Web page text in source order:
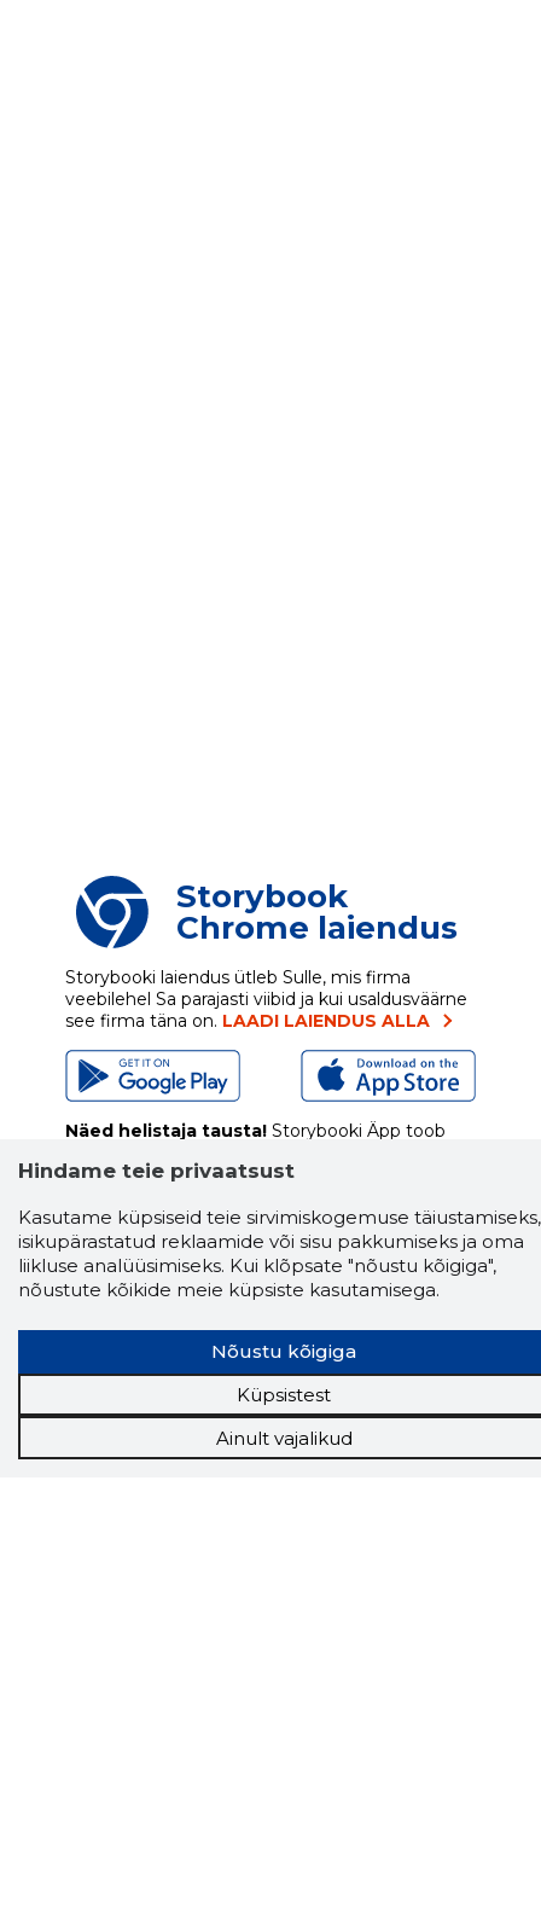
Storybook
Chrome laiendus
Storybooki laiendus ütleb Sulle, mis firma
veebilehel Sa parajasti viibid ja kui usaldusväärne
see firma täna on. LAADI LAIENDUS ALLA
Näed helistaja tausta! Storybooki Äpp toob
ettevõtte ja isikute kohta (juhid, ametnikud).
finantsinfoga.
Tööriistad
Sooduspakkumised
Tööturg
Rakendused
Hindame teie privaatsust
Kasutame küpsiseid teie sirvimiskogemuse täiustamiseks,
isikupärastatud reklaamide või sisu pakkumiseks ja oma
liikluse analüüsimiseks. Kui klõpsate "nõustu kõigiga",
nõustute kõikide meie küpsiste kasutamisega.
Nõustu kõigiga
Küpsistest
Ainult vajalikud